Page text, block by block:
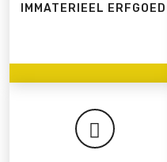
IMMATERIEEL ERFGOED